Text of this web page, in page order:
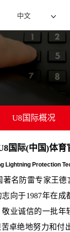
中文
U8国际概况
国际(中国)体育
Lightning Protection
著名防雷专家王德
向于1987年在成
业诚信的一批年
卓绝地努力和付